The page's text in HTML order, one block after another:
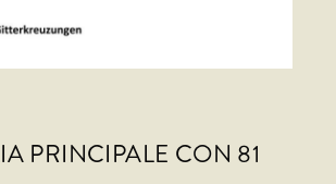
PRINCIPALE CON 81